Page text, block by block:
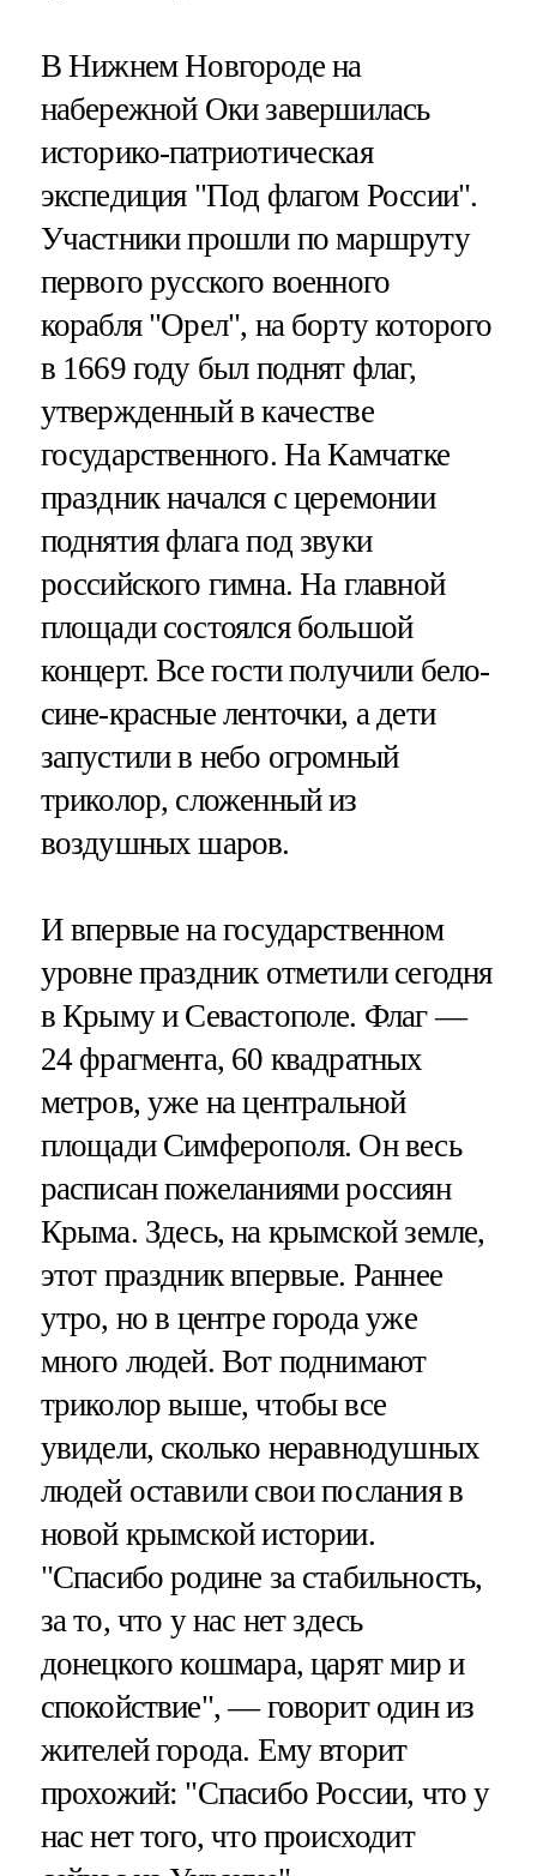
В Нижнем Новгороде на
набережной Оки завершилась
историко-патриотическая
экспедиция "Под флагом России".
Участники прошли по маршруту
первого русского военного
корабля "Орел", на борту которого
в 1669 году был поднят флаг,
утвержденный в качестве
государственного. На Камчатке
праздник начался с церемонии
поднятия флага под звуки
российского гимна. На главной
площади состоялся большой
концерт. Все гости получили бело-
сине-красные ленточки, а дети
запустили в небо огромный
триколор, сложенный из
воздушных шаров.
И впервые на государственном
уровне праздник отметили сегодня
в Крыму и Севастополе. Флаг —
24 фрагмента, 60 квадратных
метров, уже на центральной
площади Симферополя. Он весь
расписан пожеланиями россиян
Крыма. Здесь, на крымской земле,
этот праздник впервые. Раннее
утро, но в центре города уже
много людей. Вот поднимают
триколор выше, чтобы все
увидели, сколько неравнодушных
людей оставили свои послания в
новой крымской истории.
"Спасибо родине за стабильность,
за то, что у нас нет здесь
донецкого кошмара, царят мир и
спокойствие", — говорит один из
жителей города. Ему вторит
прохожий: "Спасибо России, что у
нас нет того, что происходит